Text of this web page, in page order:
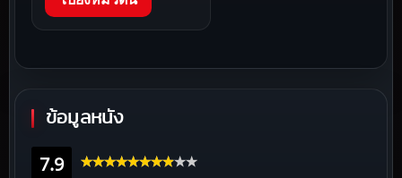
ข้อมูลหนัง
7.9